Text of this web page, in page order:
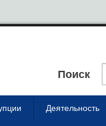
Поиск
Деятельность